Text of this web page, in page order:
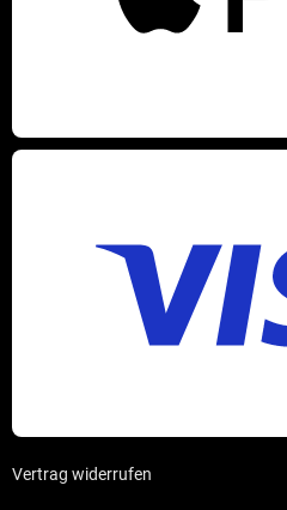
Vertrag widerrufen